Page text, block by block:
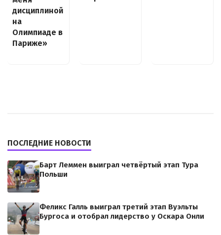
дисциплиной
на
Олимпиаде в
Париже»
ПОСЛЕДНИЕ НОВОСТИ
Барт Леммен выиграл четвёртый этап Тура
Польши
Феликс Галль выиграл третий этап Вуэльты
Бургоса и отобрал лидерство у Оскара Онли